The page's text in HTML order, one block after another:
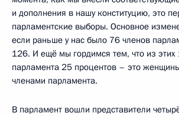
и дополнения в нашу конституцию, это
парламентские выборы. Основное
если раньше у нас было 76 членов
126. И ещё мы гордимся тем, что из этих
парламента 25 процентов – это
членами парламента.
В парламент вошли представители